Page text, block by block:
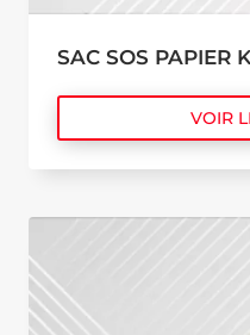
SAC SOS PAPIER
VOIR